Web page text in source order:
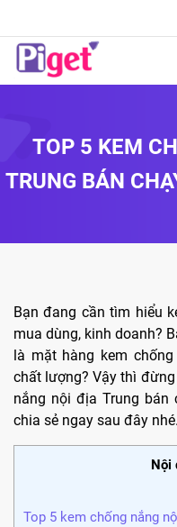
TOP 5 KEM
TRUNG BÁN
Bạn đang cần tìm hiểu
mua dùng, kinh doanh?
là mặt hàng kem
chất lượng? Vậy thì
nắng nội địa Trung bán
chia sẻ ngay sau đây nhé.
Nội
Top 5 kem chống nắng